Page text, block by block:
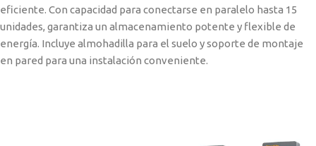
eficiente. Con capacidad para conectarse en paralelo hasta 15
unidades, garantiza un almacenamiento potente y flexible de
energía. Incluye almohadilla para el suelo y soporte de montaje
en pared para una instalación conveniente.